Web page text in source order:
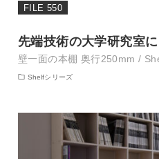
FILE 550
先端技術の大学研究室に
壁一面の本棚 奥行250mm /
Shelfシリーズ